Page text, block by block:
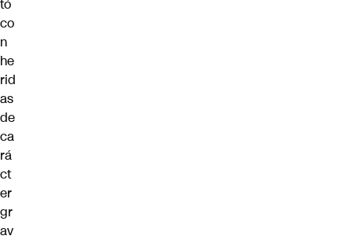
tó
co
n
he
rid
as
de
ca
rá
ct
er
gr
av